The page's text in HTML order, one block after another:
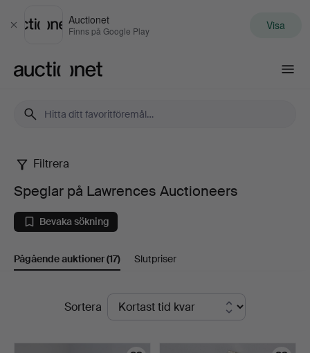
Stäng
Auctionet
Finns på Google Play Visa
Speglar
på
Lawrences
Auctioneers
Filtrera
Speglar på Lawrences Auctioneers
Bevaka sökning
Pågående auktioner(17) Slutpriser
PågåendeSortera